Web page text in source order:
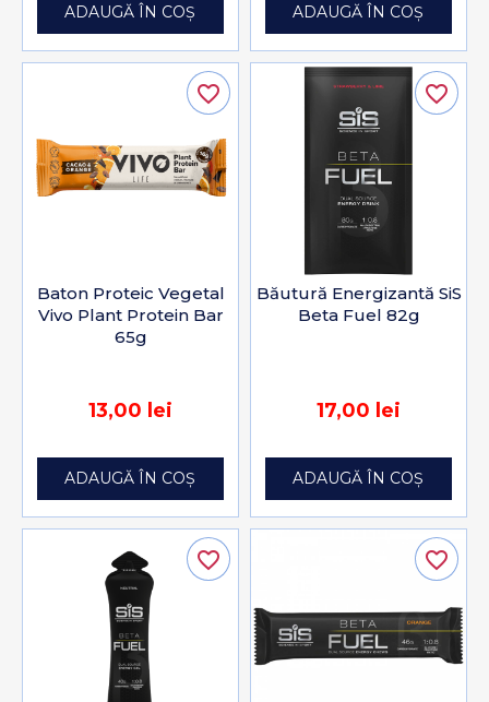
ADAUGĂ ÎN COȘ ADAUGĂ ÎN COȘ
Baton Proteic Vegetal
Vivo Plant Protein Bar
65g
13,00 lei
ADAUGĂ ÎN COȘ
favorite_border
Băutură Energizantă SiS
Beta Fuel 82g
17,00 lei
ADAUGĂ ÎN COȘ
favorite_border
favorite_border favorite_border